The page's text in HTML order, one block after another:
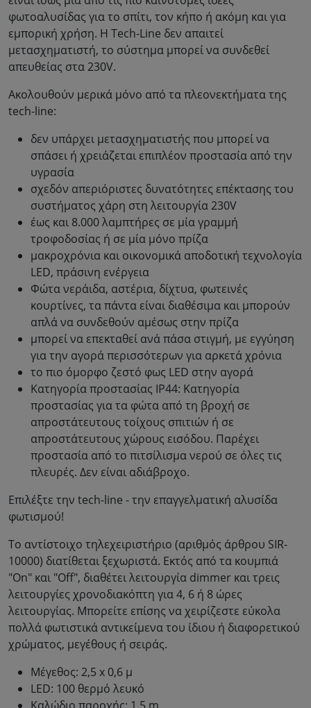
φωτοαλυσίδας για το σπίτι, τον κήπο ή ακόμη και για
εμπορική χρήση. Η Tech-Line δεν απαιτεί
μετασχηματιστή, το σύστημα μπορεί να συνδεθεί
απευθείας στα 230V.
Ακολουθούν μερικά μόνο από τα πλεονεκτήματα της
tech-line:
δεν υπάρχει μετασχηματιστής που μπορεί να
σπάσει ή χρειάζεται επιπλέον προστασία από την
υγρασία
σχεδόν απεριόριστες δυνατότητες επέκτασης του
συστήματος χάρη στη λειτουργία 230V
έως και 8.000 λαμπτήρες σε μία γραμμή
τροφοδοσίας ή σε μία μόνο πρίζα
μακροχρόνια και οικονομικά αποδοτική τεχνολογία
LED, πράσινη ενέργεια
Φώτα νεράιδα, αστέρια, δίχτυα, φωτεινές
κουρτίνες, τα πάντα είναι διαθέσιμα και μπορούν
απλά να συνδεθούν αμέσως στην πρίζα
μπορεί να επεκταθεί ανά πάσα στιγμή, με εγγύηση
για την αγορά περισσότερων για αρκετά χρόνια
το πιο όμορφο ζεστό φως LED στην αγορά
Κατηγορία προστασίας IP44: Κατηγορία
προστασίας για τα φώτα από τη βροχή σε
απροστάτευτους τοίχους σπιτιών ή σε
απροστάτευτους χώρους εισόδου. Παρέχει
προστασία από το πιτσίλισμα νερού σε όλες τις
πλευρές. Δεν είναι αδιάβροχο.
Επιλέξτε την tech-line - την επαγγελματική αλυσίδα
φωτισμού!
Το αντίστοιχο τηλεχειριστήριο (αριθμός άρθρου SIR-
10000) διατίθεται ξεχωριστά. Εκτός από τα κουμπιά
"On" και "Off", διαθέτει λειτουργία dimmer και τρεις
λειτουργίες χρονοδιακόπτη για 4, 6 ή 8 ώρες
λειτουργίας. Μπορείτε επίσης να χειρίζεστε εύκολα
πολλά φωτιστικά αντικείμενα του ίδιου ή διαφορετικού
χρώματος, μεγέθους ή σειράς.
Μέγεθος: 2,5 x 0,6 μ
LED: 100 θερμό λευκό